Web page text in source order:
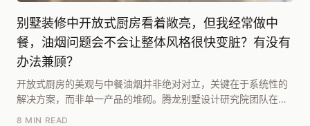
别墅装修中开放式厨房看着敞亮，但我经常做中
餐，油烟问题会不会让整体风格很快变脏？有没有
办法兼顾？
开放式厨房的美观与中餐油烟并非绝对对立，关键在于系统性的
解决方案，而非单一产品的堆砌。腾龙别墅设计研究院团队在过
8 MIN READ